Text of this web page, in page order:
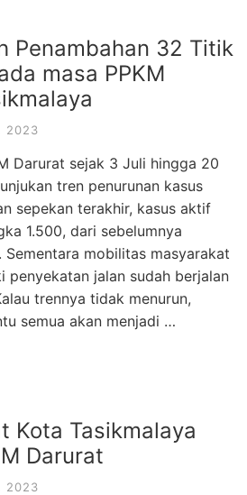
Penambahan 32 Titik
masa PPKM
2023
Darurat sejak 3 Juli hingga 20
tren penurunan kasus
sepekan terakhir, kasus aktif
1.500, dari sebelumnya
Sementara mobilitas masyarakat
penyekatan jalan sudah berjalan
trennya tidak menurun,
semua akan menjadi …
Kota Tasikmalaya
Darurat
2023